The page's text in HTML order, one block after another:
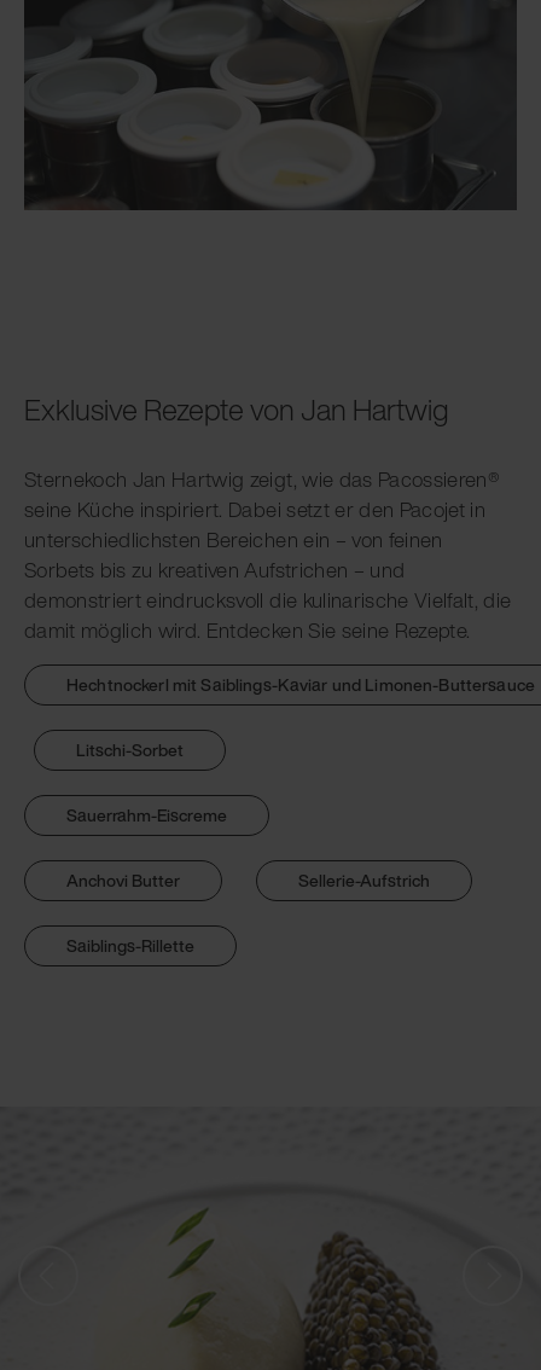
Exklusive Rezepte von Jan Hartwig
Sternekoch Jan Hartwig zeigt, wie das Pacossieren®
seine Küche inspiriert. Dabei setzt er den Pacojet in
unterschiedlichsten Bereichen ein – von feinen
Sorbets bis zu kreativen Aufstrichen – und
demonstriert eindrucksvoll die kulinarische Vielfalt, die
damit möglich wird. Entdecken Sie seine Rezepte.
Hechtnockerl mit Saiblings-Kaviar und Limonen-Buttersauce
Litschi-Sorbet
Sauerrahm-Eiscreme
Anchovi Butter Sellerie-Aufstrich
Saiblings-Rillette